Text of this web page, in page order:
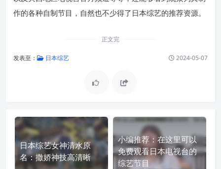
作的各种自制节目，自然也不少得了日本综艺的推荐资源。
正文完
发表至： 日本综艺 2024-05-07
日本综艺女神清水原
名：撒娇神技高清晰
小编推荐：在这里可以
免费观看日本电视台的
综艺节目